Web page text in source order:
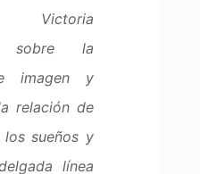
Victoria
sobre la
imagen y
relación de
sueños y
línea